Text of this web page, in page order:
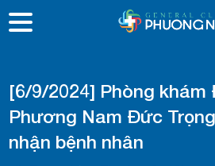
[6/9/2024] Phòng khám
Phương Nam Đức
nhận bệnh nhân